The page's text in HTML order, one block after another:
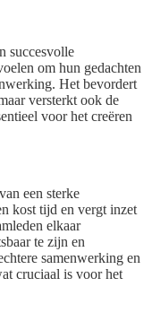
succesvolle
om hun gedachten
Het bevordert
versterkt ook de
voor het creëren
een sterke
kost tijd en vergt inzet
elkaar
te zijn en
samenwerking en
cruciaal is voor het